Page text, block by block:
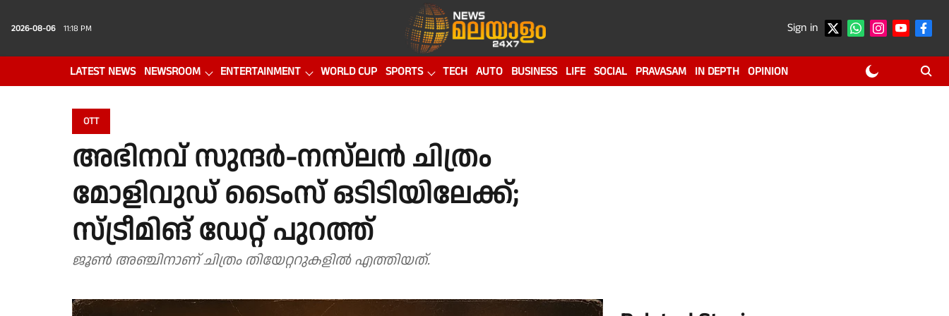
2026-08-06 11:18 PM Sign in
LATEST NEWS NEWSROOM ENTERTAINMENT WORLD CUP SPORTS TECH AUTO BUSINESS LIFE SOCIAL PRAVASAM IN DEPTH OPINION
OTT
അഭിനവ് സുന്ദർ-നസ്‌ലൻ ചിത്രം
മോളിവുഡ് ടൈംസ് ഒടിടിയിലേക്ക്;
സ്ട്രീമിങ് ഡേറ്റ് പുറത്ത്
ജൂണ്‍ അഞ്ചിനാണ് ചിത്രം തിയേറ്ററുകളില്‍ എത്തിയത്.